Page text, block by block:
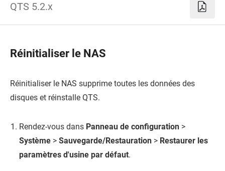
QTS 5.2.x
Réinitialiser le NAS
Réinitialiser le NAS supprime toutes les données des
disques et réinstalle QTS.
Rendez-vous dans Panneau de configuration >
Système > Sauvegarde/Restauration > Restaurer les
paramètres d'usine par défaut.